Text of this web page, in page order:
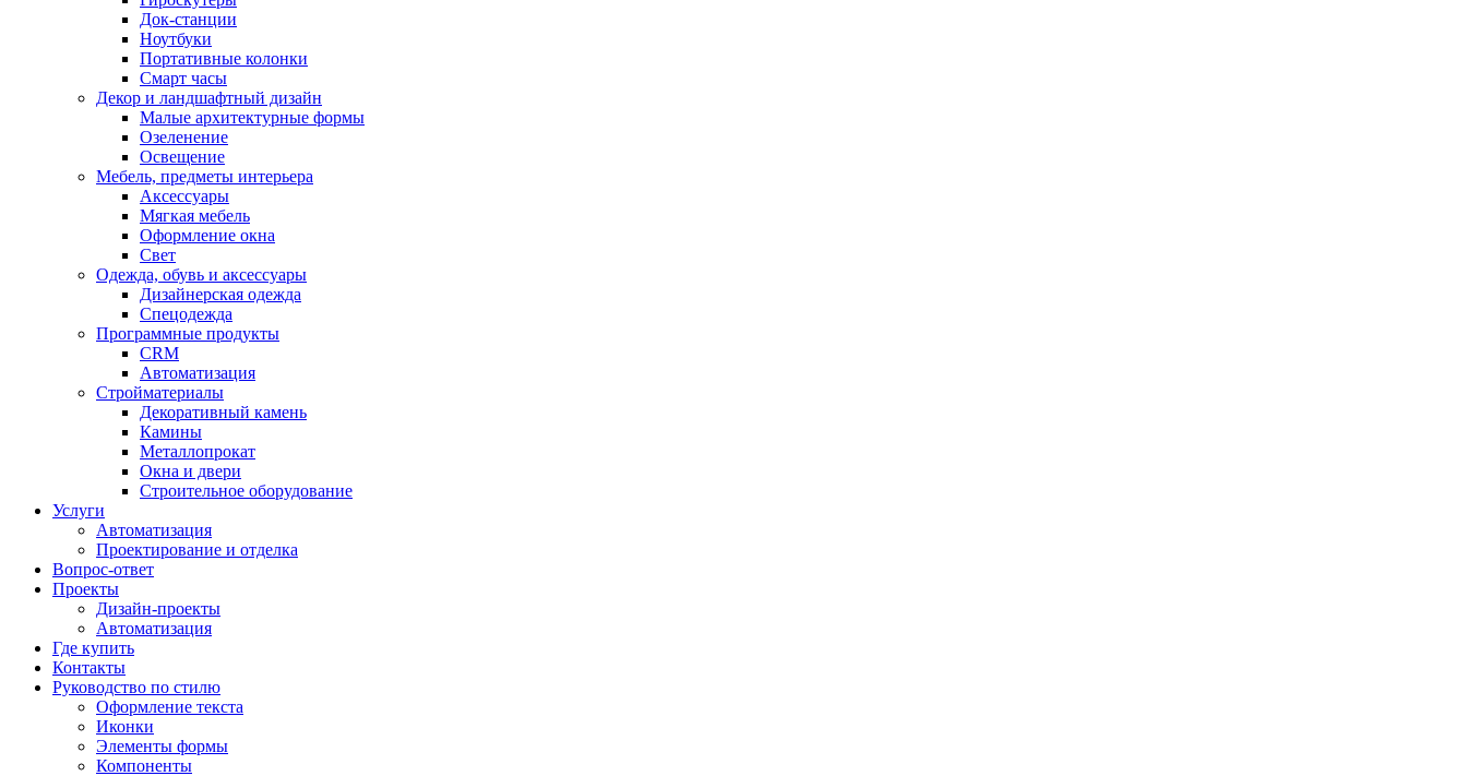
Док-станции
Ноутбуки
Портативные колонки
Смарт часы
Декор и ландшафтный дизайн
Малые архитектурные формы
Озеленение
Освещение
Мебель, предметы интерьера
Аксессуары
Мягкая мебель
Оформление окна
Свет
Одежда, обувь и аксессуары
Дизайнерская одежда
Спецодежда
Программные продукты
CRM
Автоматизация
Стройматериалы
Декоративный камень
Камины
Металлопрокат
Окна и двери
Строительное оборудование
Услуги
Автоматизация
Проектирование и отделка
Вопрос-ответ
Проекты
Дизайн-проекты
Автоматизация
Где купить
Контакты
Руководство по стилю
Оформление текста
Иконки
Элементы формы
Компоненты